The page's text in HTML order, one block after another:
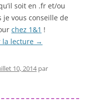
soit en .fr et/ou
je vous conseille de
chez 1&1 !
la lecture →
10, 2014 par